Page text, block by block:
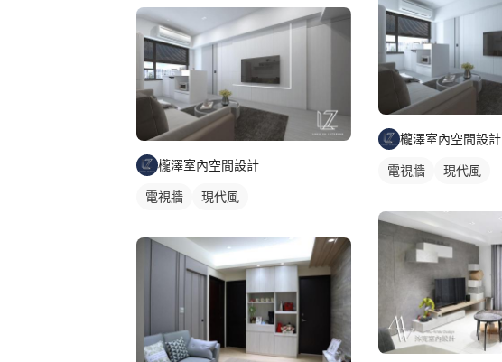
櫳澤室內空間設計
電視牆 現代風
櫳澤室內空間設計
電視牆 現代風